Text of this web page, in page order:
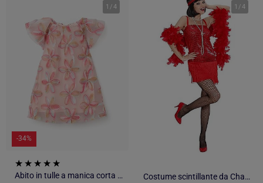
1 /4
-34%
Abito in tulle a manica corta con fiori 3d
1 /4
Costume scintillante da Charleston